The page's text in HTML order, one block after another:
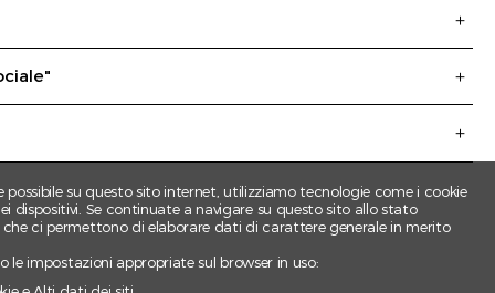
possibile su questo sito internet, utilizziamo tecnologie come i cookie
dispositivi. Se continuate a navigare su questo sito allo stato
ci permettono di elaborare dati di carattere generale in merito
le impostazioni appropriate sul browser in uso: